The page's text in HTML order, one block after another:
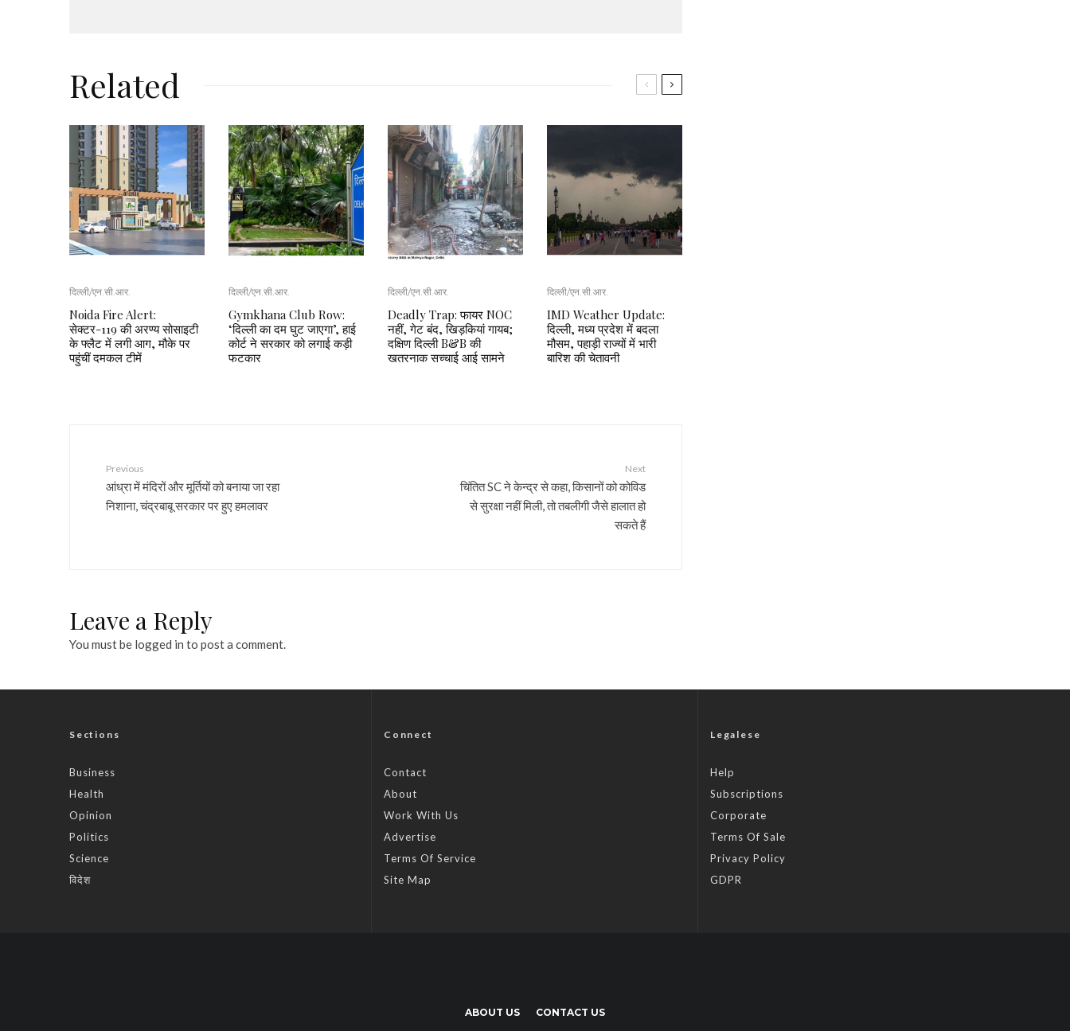
Related
दिल्ली/एन.सी.आर.
Noida Fire Alert:
सेक्टर-119 की अरण्य सोसाइटी
के फ्लैट में लगी आग, मौके पर
पहुंचीं दमकल टीमें
दिल्ली/एन.सी.आर.
Gymkhana Club Row:
‘दिल्ली का दम घुट जाएगा’, हाई
कोर्ट ने सरकार को लगाई कड़ी
फटकार
दिल्ली/एन.सी.आर.
Deadly Trap: फायर NOC
नहीं, गेट बंद, खिड़कियां गायब;
दक्षिण दिल्ली B&B की
खतरनाक सच्चाई आई सामने
दिल्ली/एन.सी.आर.
IMD Weather Update:
दिल्ली, मध्य प्रदेश में बदला
मौसम, पहाड़ी राज्यों में भारी
बारिश की चेतावनी
Previous
आंध्रा में मंदिरों और मूर्तियों को बनाया जा रहा
निशाना, चंद्रबाबू सरकार पर हुए हमलावर
Next
चिंतित SC ने केन्द्र से कहा, किसानों को कोविड
से सुरक्षा नहीं मिली, तो तबलीगी जैसे हालात हो
सकते हैं
Leave a Reply
You must be logged in to post a comment.
Sections
Business
Health
Opinion
Politics
Science
विदेश
Connect
Contact
About
Work With Us
Advertise
Terms Of Service
Site Map
Legalese
Help
Subscriptions
Corporate
Terms Of Sale
Privacy Policy
GDPR
ABOUT US CONTACT US